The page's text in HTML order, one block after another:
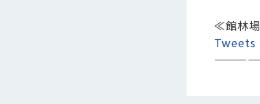
≪館林
Tweets